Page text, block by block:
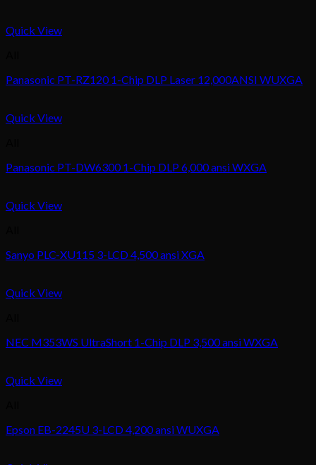
Quick View
Panasonic PT-RZ120 1-Chip DLP Laser 12,000ANSI WUXGA
Quick View
Panasonic PT-DW6300 1-Chip DLP 6,000 ansi WXGA
Quick View
Sanyo PLC-XU115 3-LCD 4,500 ansi XGA
Quick View
NEC M353WS UltraShort 1-Chip DLP 3,500 ansi WXGA
Quick View
Epson EB-2245U 3-LCD 4,200 ansi WUXGA